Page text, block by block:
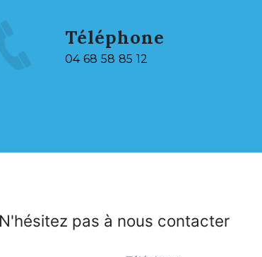
Téléphone
04 68 58 85 12
N'hésitez pas à nous contacter